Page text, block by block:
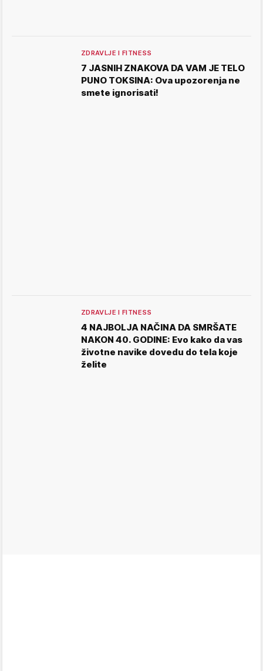
ZDRAVLJE I FITNESS
7 JASNIH ZNAKOVA DA VAM JE TELO
PUNO TOKSINA: Ova upozorenja ne
smete ignorisati!
ZDRAVLJE I FITNESS
4 NAJBOLJA NAČINA DA SMRŠATE
NAKON 40. GODINE: Evo kako da vas
životne navike dovedu do tela koje
želite